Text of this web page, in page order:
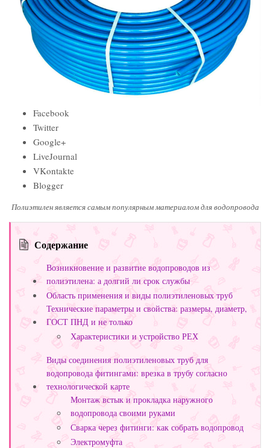
Facebook
Twitter
Google+
LiveJournal
VKontakte
Blogger
Полиэтилен является самым популярным материалом для водопровода
Содержание
Возникновение и развитие водопроводов из
полиэтилена: а долгий ли срок службы
Область применения и виды полиэтиленовых труб
Технические параметры и свойства: размеры, диаметр,
ГОСТ ПНД и не только
Характеристики и устройство РЕХ
Виды соединения полиэтиленовых труб для
водопровода фитингами: врезка в трубу согласно
технологической карте
Монтаж встык и прокладка наружного
водопровода своими руками
Сварка через фитинги: как собрать водопровод
Электромуфта